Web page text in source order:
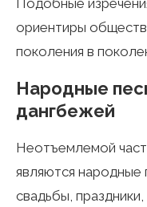
ориентиры
поколения в
Народные
дангбежей
Неотъемлемой
являются
свадьбы,